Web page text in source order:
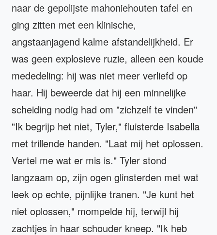
naar de gepolijste mahoniehouten tafel en
ging zitten met een klinische,
angstaanjagend kalme afstandelijkheid. Er
was geen explosieve ruzie, alleen een koude
mededeling: hij was niet meer verliefd op
haar. Hij beweerde dat hij een minnelijke
scheiding nodig had om "zichzelf te vinden"
"Ik begrijp het niet, Tyler," fluisterde Isabella
met trillende handen. "Laat mij het oplossen.
Vertel me wat er mis is." Tyler stond
langzaam op, zijn ogen glinsterden met wat
leek op echte, pijnlijke tranen. "Je kunt het
niet oplossen," mompelde hij, terwijl hij
zachtjes in haar schouder kneep. "Ik heb